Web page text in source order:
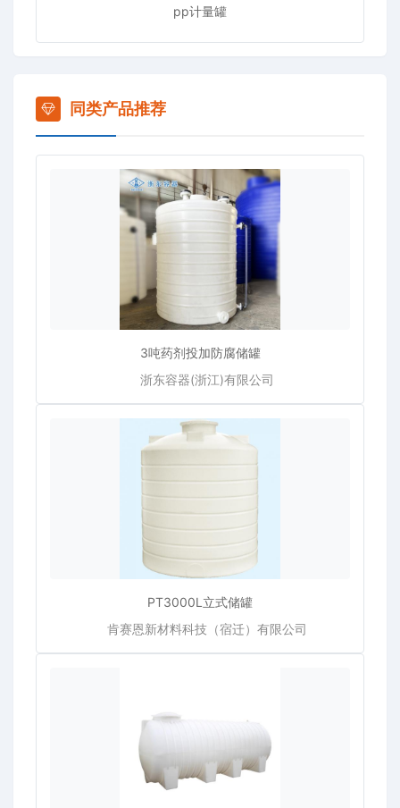
pp计量罐
同类产品推荐
3吨药剂投加防腐储罐
浙东容器(浙江)有限公司
PT3000L立式储罐
肯赛恩新材料科技（宿迁）有限公司